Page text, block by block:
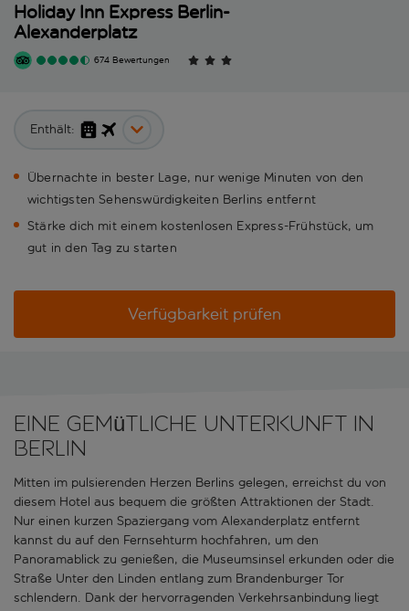
Holiday Inn Express Berlin-
Alexanderplatz
674 Bewertungen
Enthält:
Übernachte in bester Lage, nur wenige Minuten von den
wichtigsten Sehenswürdigkeiten Berlins entfernt
Stärke dich mit einem kostenlosen Express-Frühstück, um
gut in den Tag zu starten
Verfügbarkeit prüfen
Eine gemütliche Unterkunft in
Berlin
Mitten im pulsierenden Herzen Berlins gelegen, erreichst du von
diesem Hotel aus bequem die größten Attraktionen der Stadt.
Nur einen kurzen Spaziergang vom Alexanderplatz entfernt
kannst du auf den Fernsehturm hochfahren, um den
Panoramablick zu genießen, die Museumsinsel erkunden oder die
Straße Unter den Linden entlang zum Brandenburger Tor
schlendern. Dank der hervorragenden Verkehrsanbindung liegt